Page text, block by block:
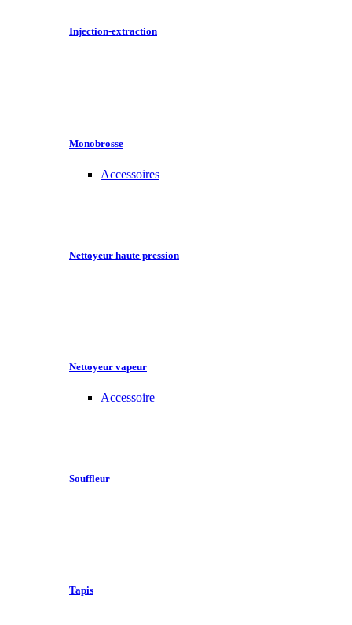
Injection-extraction
Monobrosse
Accessoires
Nettoyeur haute pression
Nettoyeur vapeur
Accessoire
Souffleur
Tapis